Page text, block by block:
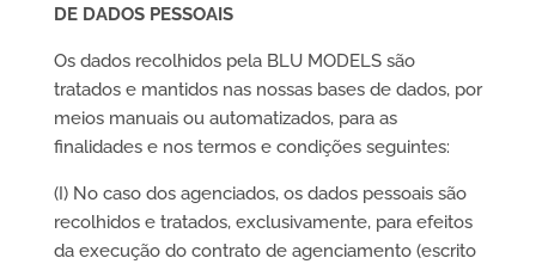
DE DADOS PESSOAIS
Os dados recolhidos pela BLU MODELS são
tratados e mantidos nas nossas bases de dados, por
meios manuais ou automatizados, para as
finalidades e nos termos e condições seguintes:
(I) No caso dos agenciados, os dados pessoais são
recolhidos e tratados, exclusivamente, para efeitos
da execução do contrato de agenciamento (escrito